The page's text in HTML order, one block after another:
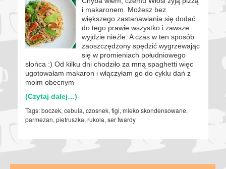
i makaronem. Możesz bez
większego zastanawiania się dodać
do tego prawie wszystko i zawsze
wyjdzie nieźle. A czas w ten sposób
zaoszczędzony spędzić wygrzewając
się w promieniach południowego
słońca :) Od kilku dni chodziło za mną spaghetti więc
ugotowałam makaron i włączyłam go do cyklu dań z
moim obecnym
(Czytaj dalej…)
Tags:boczek, cebula, czosnek, figi, mleko skondensowane,
parmezan, pietruszka, rukola, ser twardy